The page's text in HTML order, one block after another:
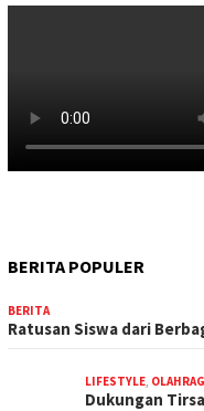
BERITA POPULER
BERITA
Ratusan Siswa dari
LIFESTYLE
Dukungan